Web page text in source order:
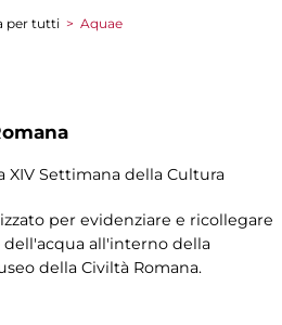
per tutti > Aquae
Settimana della Cultura
per evidenziare e ricollegare
all'interno della
della Civiltà Romana.